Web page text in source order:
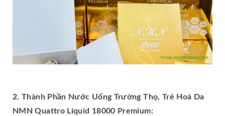
2. Thành Phần Nước Uống Trường Thọ, Trẻ Hoá Da
NMN Quattro Liquid 18000 Premium: